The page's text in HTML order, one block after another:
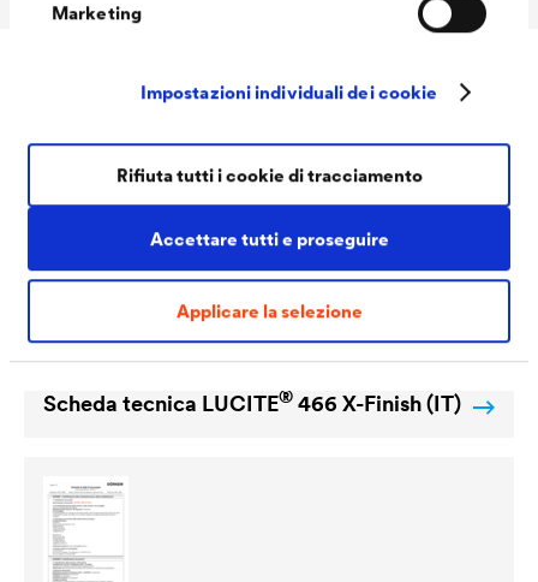
Marketing
Impostazioni individuali dei cookie
Accettare tutti e proseguire
Applicare la selezione
Rifiuta tutti i cookie di tracciamento
PDF | 376,3 kB
Scheda tecnica LUCITE® 466 X-Finish (IT)